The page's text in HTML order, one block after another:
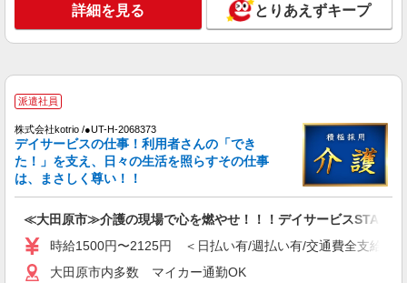
株式会社kotrio /●UT-H-1733241
大田原市内多数 マイカー通勤OK
キープ 詳細を見る
派遣社員
残業キャンセル界隈♪ゆったりとした生活介助
や見守り！大田原市
詳細を見る とりあえずキープ
派遣社員
株式会社kotrio /●UT-H-2068373
デイサービスの仕事！利用者さんの「でき
た！」を支え、日々の生活を照らすその仕事
は、まさしく尊い！！
≪大田原市≫介護の現場で心を燃やせ！！！デイサービスSTAFF
時給1500円〜2125円 ＜日払い有/週払い有/交通費全支給(ガ
大田原市内多数 マイカー通勤OK